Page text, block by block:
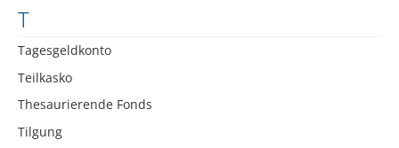
T
Tagesgeldkonto
Teilkasko
Thesaurierende Fonds
Tilgung